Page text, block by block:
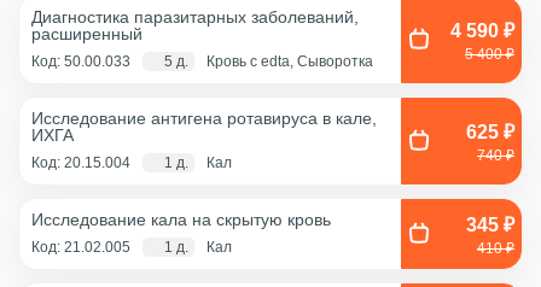
Диагностика паразитарных заболеваний,
расширенный
Код: 50.00.033 5 д. Кровь с edta, Сыворотка
4 590 ₽
5 400 ₽
Исследование антигена ротавируса в кале,
ИХГА
Код: 20.15.004 1 д. Кал
625 ₽
740 ₽
Исследование кала на скрытую кровь
Код: 21.02.005 1 д. Кал
345 ₽
410 ₽